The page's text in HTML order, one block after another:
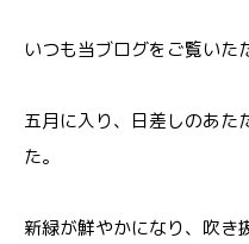
いつも当ブログをご覧いた
五月に入り、日差しのあた
た。
新緑が鮮やかになり、吹き